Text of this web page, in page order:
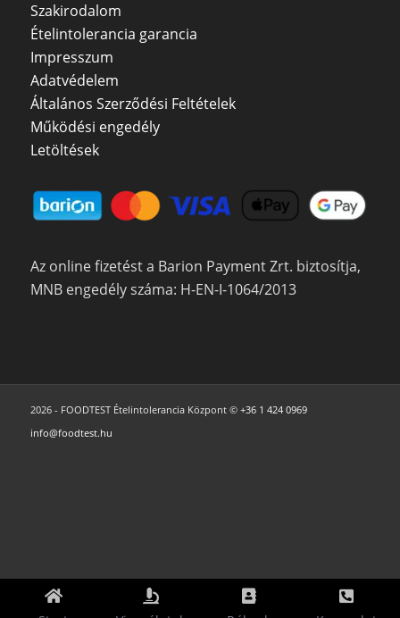
Szakirodalom
Ételintolerancia garancia
Impresszum
Adatvédelem
Általános Szerződési Feltételek
Működési engedély
Letöltések
Az online fizetést a Barion Payment Zrt. biztosítja,
MNB engedély száma: H-EN-I-1064/2013
2026 - FOODTEST Ételintolerancia Központ © +36 1 424 0969
info@foodtest.hu